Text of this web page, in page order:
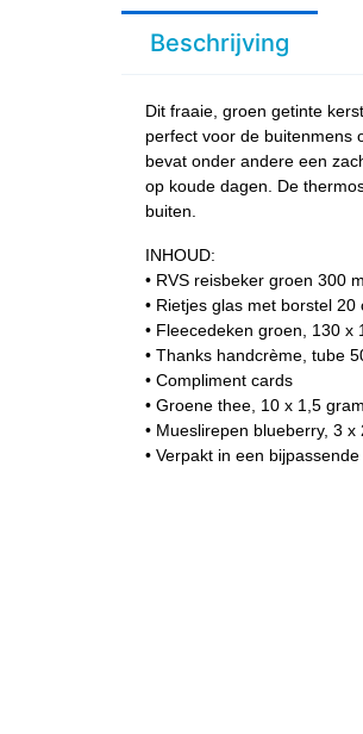
Beschrijving
Dit fraaie, groen getinte
perfect voor de buitenmens
bevat onder andere een
op koude dagen. De
buiten.
INHOUD:
• RVS reisbeker groen 300
• Rietjes glas met borstel 20
• Fleecedeken groen, 130 x
• Thanks handcrème, tube
• Compliment cards
• Groene thee, 10 x 1,5 gram
• Mueslirepen blueberry, 3 x
• Verpakt in een